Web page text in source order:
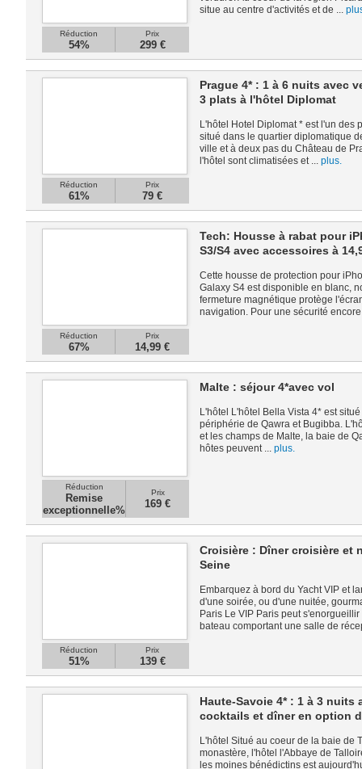
Réduction
54%
Prix
299 €
situe au centre d'activités et de ...
Réduction
61%
Prix
79 €
Prague 4* : 1 à 6 nuits avec
3 plats à l'hôtel Diplomat
L'hôtel Hotel Diplomat * est l'un des
situé dans le quartier diplomatique
ville et à deux pas du Château de
l'hôtel sont climatisées et ... plus.
Réduction
67%
Prix
14,99 €
Tech: Housse à rabat pour
S3/S4 avec accessoires à
Cette housse de protection pour
Galaxy S4 est disponible en blanc,
fermeture magnétique protège
navigation. Pour une sécurité
Réduction
Remise
exceptionnelle%
Prix
169 €
Malte : séjour 4*avec vol
L'hôtel L'hôtel Bella Vista 4* est
périphérie de Qawra et Bugibba.
et les champs de Malte, la baie de
hôtes peuvent ... plus.
Réduction
51%
Prix
139 €
Croisière : Dîner croisière et
Seine
Embarquez à bord du Yacht VIP et
d'une soirée, ou d'une nuitée,
Paris Le VIP Paris peut
bateau comportant une salle de
Haute-Savoie 4* : 1 à 3 nuits
cocktails et dîner en option
L'hôtel Situé au coeur de la baie de
monastère, l'hôtel l'Abbaye de
les moines bénédictins est